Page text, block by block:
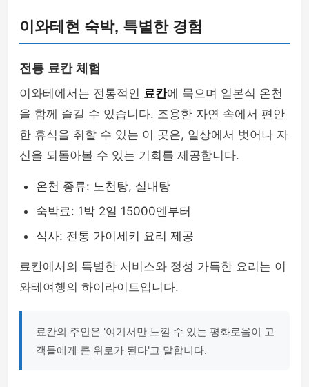
이와테현 숙박, 특별한 경험
전통 료칸 체험
이와테에서는 전통적인 료칸에 묵으며 일본식 온천
을 함께 즐길 수 있습니다. 조용한 자연 속에서 편안
한 휴식을 취할 수 있는 이 곳은, 일상에서 벗어나 자
신을 되돌아볼 수 있는 기회를 제공합니다.
온천 종류: 노천탕, 실내탕
숙박료: 1박 2일 15000엔부터
식사: 전통 가이세키 요리 제공
료칸에서의 특별한 서비스와 정성 가득한 요리는 이
와테여행의 하이라이트입니다.
료칸의 주인은 '여기서만 느낄 수 있는 평화로움이 고
객들에게 큰 위로가 된다'고 말합니다.